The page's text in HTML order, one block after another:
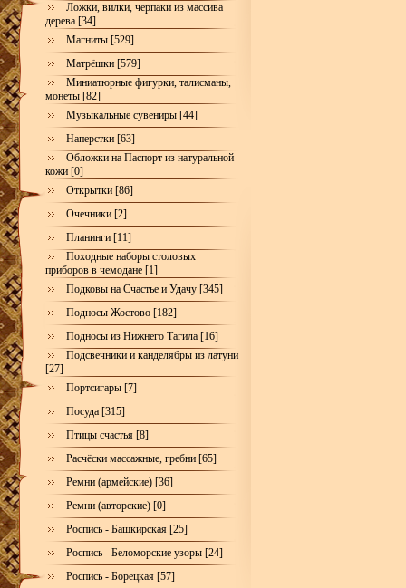
Ложки, вилки, черпаки из массива
дерева [34]
Магниты [529]
Матрёшки [579]
Миниатюрные фигурки, талисманы,
монеты [82]
Музыкальные сувениры [44]
Наперстки [63]
Обложки на Паспорт из натуральной
кожи [0]
Открытки [86]
Очечники [2]
Планинги [11]
Походные наборы столовых
приборов в чемодане [1]
Подковы на Счастье и Удачу [345]
Подносы Жостово [182]
Подносы из Нижнего Тагила [16]
Подсвечники и канделябры из латуни
[27]
Портсигары [7]
Посуда [315]
Птицы счастья [8]
Расчёски массажные, гребни [65]
Ремни (армейские) [36]
Ремни (авторские) [0]
Роспись - Башкирская [25]
Роспись - Беломорские узоры [24]
Роспись - Борецкая [57]